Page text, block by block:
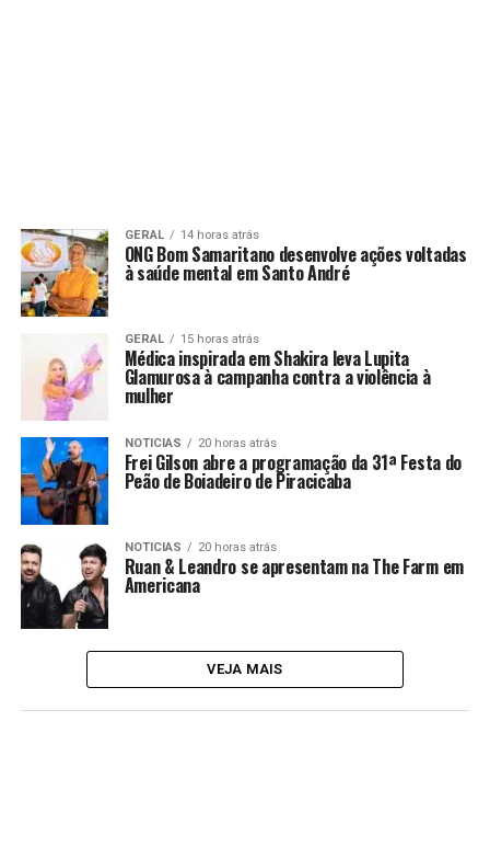
GERAL 14 horas atrás
ONG Bom Samaritano desenvolve ações voltadas
à saúde mental em Santo André
GERAL 15 horas atrás
Médica inspirada em Shakira leva Lupita
Glamurosa à campanha contra a violência à
mulher
NOTICIAS 20 horas atrás
Frei Gilson abre a programação da 31ª Festa do
Peão de Boiadeiro de Piracicaba
NOTICIAS 20 horas atrás
Ruan & Leandro se apresentam na The Farm em
Americana
VEJA MAIS